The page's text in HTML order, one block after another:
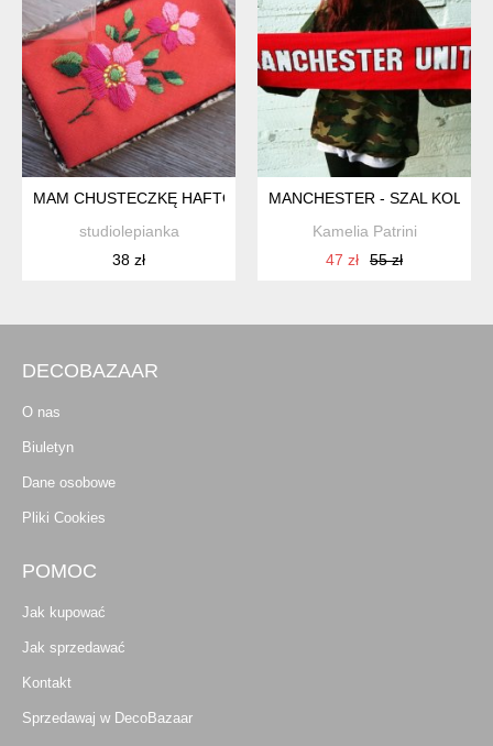
MAM CHUSTECZKĘ HAFTOWANĄ - NOWA HAFTOWANA
studiolepianka
38 zł
MANCHESTER - SZAL
Kamelia Patrini
47 zł
55 zł
DECOBAZAAR
O nas
Biuletyn
Dane osobowe
Pliki Cookies
POMOC
Jak kupować
Jak sprzedawać
Kontakt
Sprzedawaj w DecoBazaar